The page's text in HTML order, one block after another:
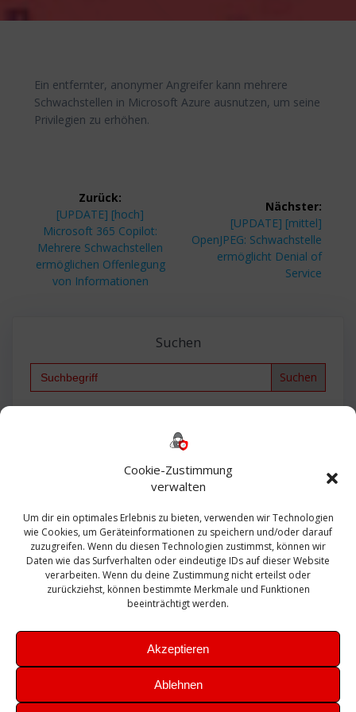
Cookie-Zustimmung
verwalten
Um dir ein optimales Erlebnis zu bieten, verwenden wir Technologien
wie Cookies, um Geräteinformationen zu speichern und/oder darauf
zuzugreifen. Wenn du diesen Technologien zustimmst, können wir
Daten wie das Surfverhalten oder eindeutige IDs auf dieser Website
verarbeiten. Wenn du deine Zustimmung nicht erteilst oder
zurückziehst, können bestimmte Merkmale und Funktionen
beeinträchtigt werden.
Akzeptieren
Ablehnen
Ein entfernter, anonymer Angreifer kann mehrere
Schwachstellen in Microsoft Azure ausnutzen, um seine
Privilegien zu erhöhen.
Beitragsnavigation
Zurück:
Vorheriger
Beitrag:
[UPDATE] [hoch]
Microsoft 365 Copilot:
Mehrere Schwachstellen
ermöglichen Offenlegung
von Informationen
Nächster:
Nächster
Beitrag:
[UPDATE] [mittel]
OpenJPEG: Schwachstelle
ermöglicht Denial of
Service
Suchen
Search
Bautagebuch
Exchange firewall Fritzbox
Microsoft
Sanierung SBS Security Server Sicherheit
Sicherung SIEM Sophos SSL Ubuntu
Update Upgrade UTM VCenter VCSA Veeam
VMWare VPN WAZUH Windows
Zertifikat